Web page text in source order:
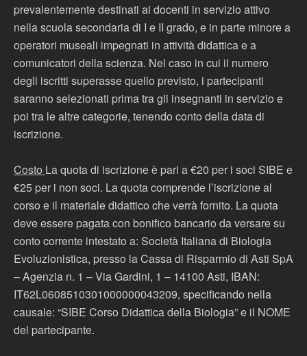
prevalentemente destinati ai docenti in servizio attivo
nella scuola secondaria di I e II grado, e in parte minore a
operatori museali impegnati in attività didattica e a
comunicatori della scienza. Nel caso in cui il numero
degli iscritti superasse quello previsto, i partecipanti
saranno selezionati prima tra gli insegnanti in servizio e
poi tra le altre categorie, tenendo conto della data di
iscrizione.
Costo La quota di iscrizione è pari a €20 per i soci SIBE e
€25 per i non soci. La quota comprende l’iscrizione al
corso e il materiale didattico che verrà fornito. La quota
deve essere pagata con bonifico bancario da versare su
conto corrente intestato a: Società Italiana di Biologia
Evoluzionistica, presso la Cassa di Risparmio di Asti SpA
– Agenzia n. 1 – Via Gardini, 1 – 14100 Asti, IBAN:
IT62L0608510301000000043209, specificando nella
causale: “SIBE Corso Didattica della Biologia” e il NOME
del partecipante.